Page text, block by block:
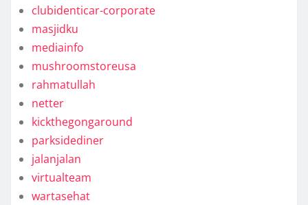
clubidenticar-corporate
masjidku
mediainfo
mushroomstoreusa
rahmatullah
netter
kickthegongaround
parksidediner
jalanjalan
virtualteam
wartasehat